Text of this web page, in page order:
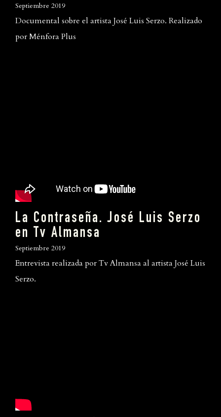
Septiembre 2019
Documental sobre el artista José Luis Serzo. Realizado
por Ménfora Plus
La Contraseña. José Luis Serzo
en Tv Almansa
Septiembre 2019
Entrevista realizada por Tv Almansa al artista José Luis
Serzo.